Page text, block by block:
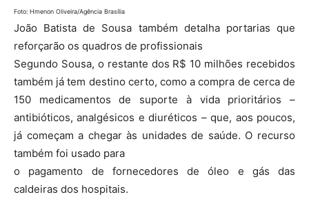
Foto: Hmenon Oliveira/Agência Brasília
João Batista de Sousa também detalha portarias que
reforçarão os quadros de profissionais
Segundo Sousa, o restante dos R$ 10 milhões recebidos
também já tem destino certo, como a compra de cerca de
150 medicamentos de suporte à vida prioritários –
antibióticos, analgésicos e diuréticos – que, aos poucos,
já começam a chegar às unidades de saúde. O recurso
também foi usado para
o pagamento de fornecedores de óleo e gás das
caldeiras dos hospitais.